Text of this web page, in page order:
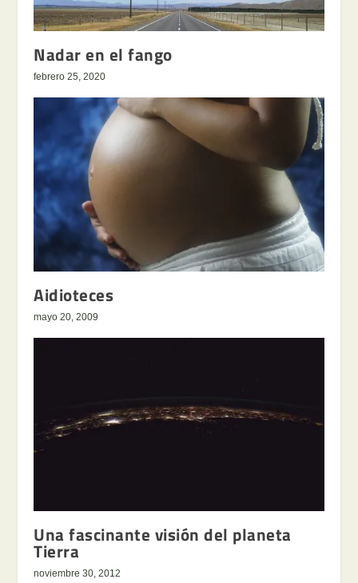
Nadar en el fango
febrero 25, 2020
Aidioteces
mayo 20, 2009
Una fascinante visión del planeta
Tierra
noviembre 30, 2012